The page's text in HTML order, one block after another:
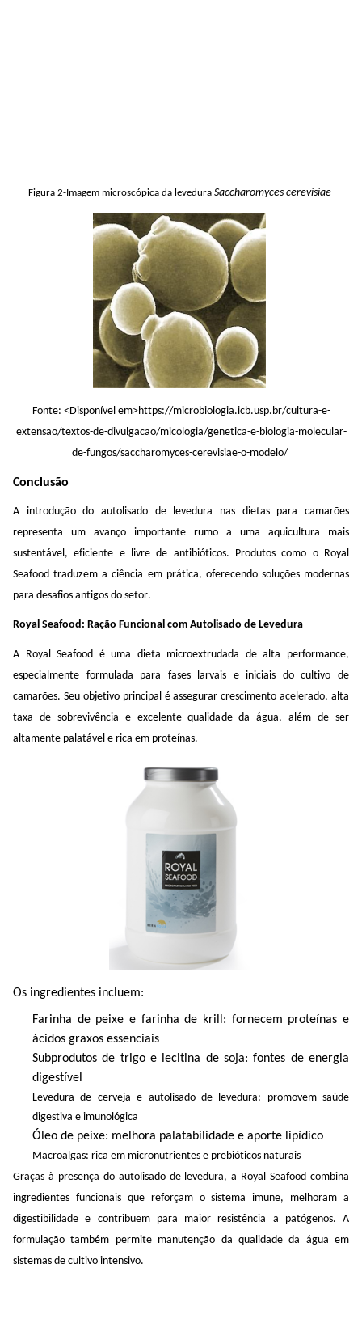
Figura 2-Imagem microscópica da levedura Saccharomyces cerevisiae
Fonte: <Disponível em>https://microbiologia.icb.usp.br/cultura-e-
extensao/textos-de-divulgacao/micologia/genetica-e-biologia-molecular-
de-fungos/saccharomyces-cerevisiae-o-modelo/
Conclusão
A introdução do autolisado de levedura nas dietas para camarões
representa um avanço importante rumo a uma aquicultura mais
sustentável, eficiente e livre de antibióticos. Produtos como o Royal
Seafood traduzem a ciência em prática, oferecendo soluções modernas
para desafios antigos do setor.
Royal Seafood: Ração Funcional com Autolisado de Levedura
A RoyalSeafood é uma dieta microextrudada de alta performance,
especialmente formulada para fases larvais e iniciais do cultivo de
camarões. Seu objetivo principal é assegurar crescimento acelerado, alta
taxa de sobrevivência e excelente qualidade da água, além de ser
altamente palatável e rica em proteínas.
Os ingredientes incluem:
Farinha de peixe e farinha de krill: fornecem proteínas e
ácidos graxos essenciais
Subprodutos de trigo e lecitina de soja: fontes de energia
digestível
Levedura de cerveja e autolisadode levedura: promovem saúde
digestiva e imunológica
Óleo de peixe: melhora palatabilidade e aporte lipídico
Macroalgas: rica em micronutrientes e prebióticos naturais
Graças à presença do autolisadode levedura, a RoyalSeafood combina
ingredientes funcionais que reforçam o sistema imune, melhoram a
digestibilidade e contribuem para maior resistência a patógenos. A
formulação também permite manutenção da qualidade da água em
sistemas de cultivo intensivo.